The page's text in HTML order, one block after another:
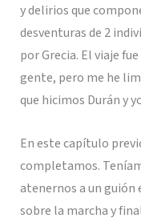
y delirios que
desventuras de 2
por Grecia. El viaje
gente, pero me he
que hicimos Durán y
En este capítulo
completamos.
atenernos a un guión
sobre la marcha y